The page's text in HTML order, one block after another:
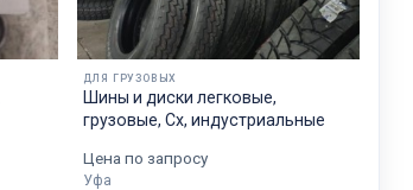
ДЛЯ ГРУЗОВЫХ
Шины и диски легковые,
грузовые, Сх, индустриальные
Цена по запросу
Уфа